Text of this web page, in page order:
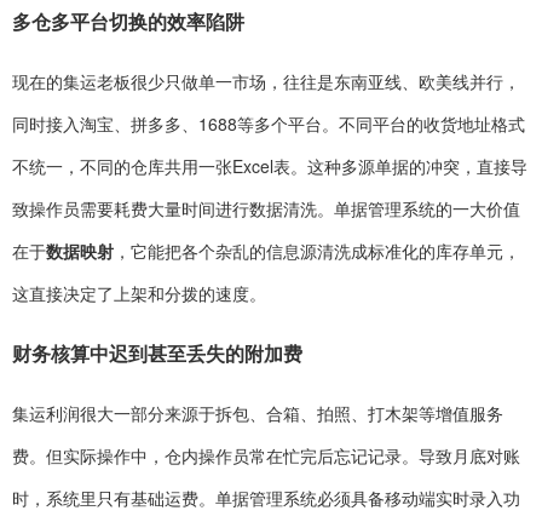
多仓多平台切换的效率陷阱
现在的集运老板很少只做单一市场，往往是东南亚线、欧美线并行，
同时接入淘宝、拼多多、1688等多个平台。不同平台的收货地址格式
不统一，不同的仓库共用一张Excel表。这种多源单据的冲突，直接导
致操作员需要耗费大量时间进行数据清洗。单据管理系统的一大价值
在于数据映射 ，它能把各个杂乱的信息源清洗成标准化的库存单元，
这直接决定了上架和分拨的速度。
财务核算中迟到甚至丢失的附加费
集运利润很大一部分来源于拆包、合箱、拍照、打木架等增值服务
费。但实际操作中，仓内操作员常在忙完后忘记记录。导致月底对账
时，系统里只有基础运费。单据管理系统必须具备移动端实时录入功